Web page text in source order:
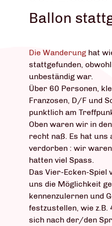
Ballon
Die Wanderung hat
stattgefunden,
unbeständig war.
Über 60 Personen,
Franzosen, D/F und
punktlich am
Oben waren wir in
recht naß. Es hat uns
verdorben : wir
hatten viel Spass.
Das Vier-Ecken-Spiel
uns die Möglichkeit
kennenzulernen und
festzustellen, wie
sich nach der/den